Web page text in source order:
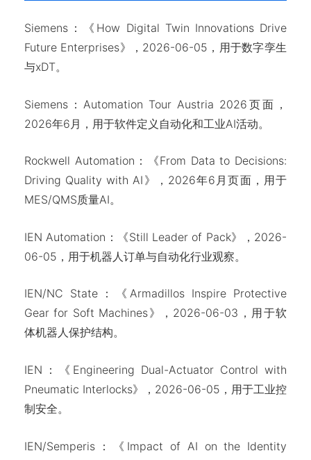
Siemens：《How Digital Twin Innovations Drive
Future Enterprises》，2026-06-05，用于数字孪生
与xDT。
Siemens：Automation Tour Austria 2026页面，
2026年6月，用于软件定义自动化和工业AI活动。
Rockwell Automation：《From Data to Decisions:
Driving Quality with AI》，2026年6月页面，用于
MES/QMS质量AI。
IEN Automation：《Still Leader of Pack》，2026-
06-05，用于机器人订单与自动化行业观察。
IEN/NC State：《Armadillos Inspire Protective
Gear for Soft Machines》，2026-06-03，用于软
体机器人保护结构。
IEN：《Engineering Dual-Actuator Control with
Pneumatic Interlocks》，2026-06-05，用于工业控
制安全。
IEN/Semperis：《Impact of AI on the Identity